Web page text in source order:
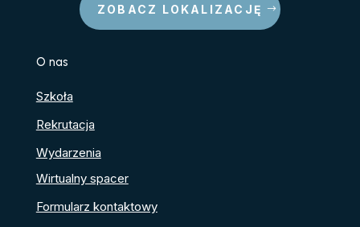
ZOBACZ LOKALIZACJĘ
O nas
Szkoła
Rekrutacja
Wydarzenia
Wirtualny spacer
Formularz kontaktowy